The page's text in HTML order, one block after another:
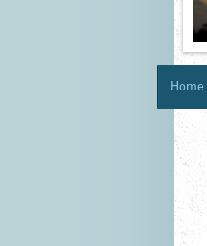
Home